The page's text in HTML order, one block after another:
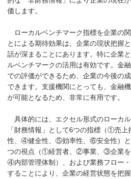
価します。
ローカルベンチマーク指標を企業の
とによる期待効果は、企業の現状把握
話が深まることにあります。特に企業
ルベンチマークの活用は有効です。金
での評価ができるため、企業の今後の
できます。支援機関にとっても、金融
が可能となるため、非常に有用です。
具体的には、エクセル形式のローカ
「財務情報」として6つの指標（①売
性、④健全性、⑤効率性、⑥安全性）と
つの視点（①経営者、②事業、③企業を
④内部管理体制）、および業務フロー
することにより、企業の経営状態を把